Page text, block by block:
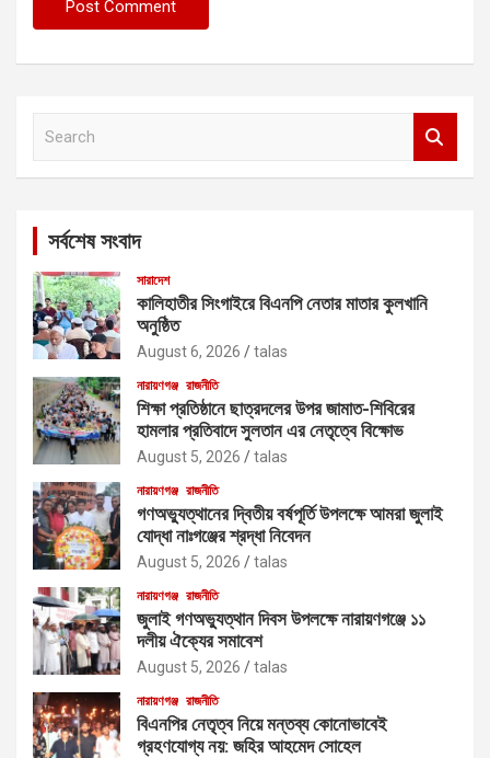
সর্বশেষ সংবাদ
সারাদেশ
কালিহাতীর সিংগাইরে বিএনপি নেতার মাতার কুলখানি
অনুষ্ঠিত
August 6, 2026 talas
নারায়ণগঞ্জ রাজনীতি
শিক্ষা প্রতিষ্ঠানে ছাত্রদলের উপর জামাত-শিবিরের
হামলার প্রতিবাদে সুলতান এর নেতৃত্বে বিক্ষোভ
August 5, 2026 talas
নারায়ণগঞ্জ রাজনীতি
গণঅভ্যুত্থানের দ্বিতীয় বর্ষপূর্তি উপলক্ষে আমরা জুলাই
যোদ্ধা নাঃগঞ্জের শ্রদ্ধা নিবেদন
August 5, 2026 talas
নারায়ণগঞ্জ রাজনীতি
জুলাই গণঅভ্যুত্থান দিবস উপলক্ষে নারায়ণগঞ্জে ১১
দলীয় ঐক্যের সমাবেশ
August 5, 2026 talas
নারায়ণগঞ্জ রাজনীতি
বিএনপির নেতৃত্ব নিয়ে মন্তব্য কোনোভাবেই
গ্রহণযোগ্য নয়: জহির আহমেদ সোহেল